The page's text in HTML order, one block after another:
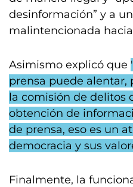
desinformación” y a
malintencionada
Asimismo explicó que
prensa puede
la comisión de delitos
obtención de
de prensa, eso es un
democracia y sus
Finalmente, la